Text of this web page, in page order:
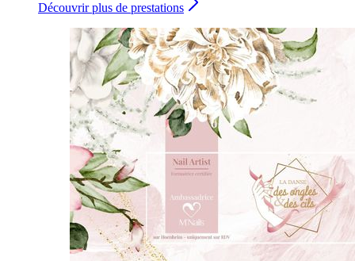
Découvrir plus de prestations